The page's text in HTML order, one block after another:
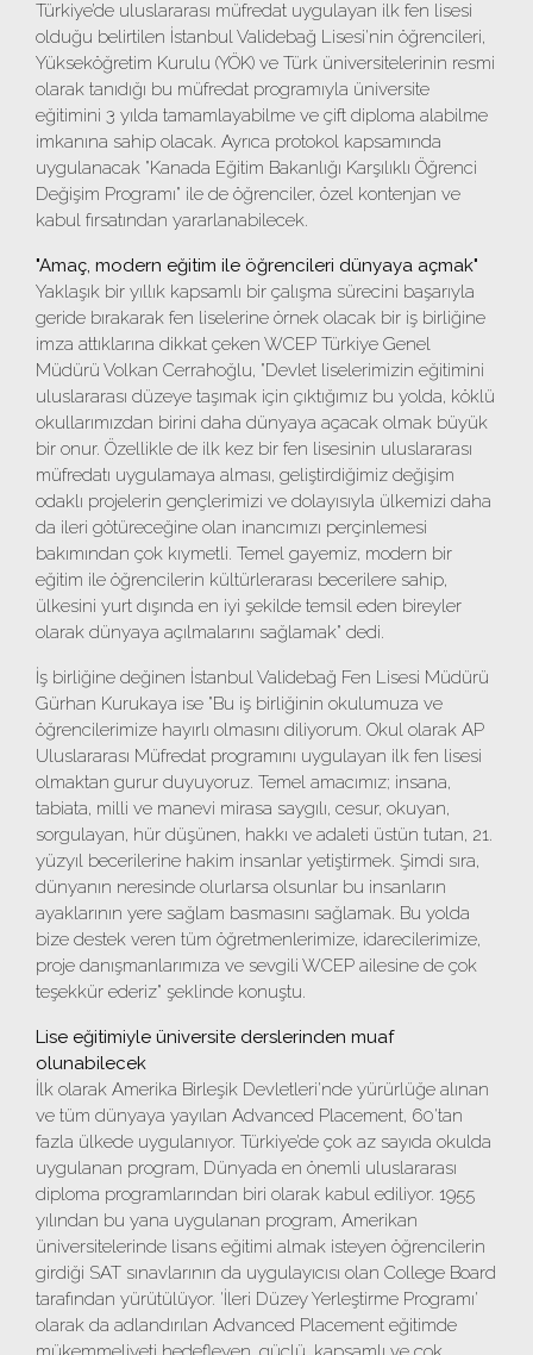
Türkiye’de uluslararası müfredat uygulayan ilk fen lisesi
olduğu belirtilen İstanbul Validebağ Lisesi'nin öğrencileri,
Yükseköğretim Kurulu (YÖK) ve Türk üniversitelerinin resmi
olarak tanıdığı bu müfredat programıyla üniversite
eğitimini 3 yılda tamamlayabilme ve çift diploma alabilme
imkanına sahip olacak. Ayrıca protokol kapsamında
uygulanacak "Kanada Eğitim Bakanlığı Karşılıklı Öğrenci
Değişim Programı" ile de öğrenciler, özel kontenjan ve
kabul fırsatından yararlanabilecek.
"Amaç, modern eğitim ile öğrencileri dünyaya açmak"
Yaklaşık bir yıllık kapsamlı bir çalışma sürecini başarıyla
geride bırakarak fen liselerine örnek olacak bir iş birliğine
imza attıklarına dikkat çeken WCEP Türkiye Genel
Müdürü Volkan Cerrahoğlu, "Devlet liselerimizin eğitimini
uluslararası düzeye taşımak için çıktığımız bu yolda, köklü
okullarımızdan birini daha dünyaya açacak olmak büyük
bir onur. Özellikle de ilk kez bir fen lisesinin uluslararası
müfredatı uygulamaya alması, geliştirdiğimiz değişim
odaklı projelerin gençlerimizi ve dolayısıyla ülkemizi daha
da ileri götüreceğine olan inancımızı perçinlemesi
bakımından çok kıymetli. Temel gayemiz, modern bir
eğitim ile öğrencilerin kültürlerarası becerilere sahip,
ülkesini yurt dışında en iyi şekilde temsil eden bireyler
olarak dünyaya açılmalarını sağlamak" dedi.
İş birliğine değinen İstanbul Validebağ Fen Lisesi Müdürü
Gürhan Kurukaya ise "Bu iş birliğinin okulumuza ve
öğrencilerimize hayırlı olmasını diliyorum. Okul olarak AP
Uluslararası Müfredat programını uygulayan ilk fen lisesi
olmaktan gurur duyuyoruz. Temel amacımız; insana,
tabiata, milli ve manevi mirasa saygılı, cesur, okuyan,
sorgulayan, hür düşünen, hakkı ve adaleti üstün tutan, 21.
yüzyıl becerilerine hakim insanlar yetiştirmek. Şimdi sıra,
dünyanın neresinde olurlarsa olsunlar bu insanların
ayaklarının yere sağlam basmasını sağlamak. Bu yolda
bize destek veren tüm öğretmenlerimize, idarecilerimize,
proje danışmanlarımıza ve sevgili WCEP ailesine de çok
teşekkür ederiz" şeklinde konuştu.
Lise eğitimiyle üniversite derslerinden muaf
olunabilecek
İlk olarak Amerika Birleşik Devletleri'nde yürürlüğe alınan
ve tüm dünyaya yayılan Advanced Placement, 60'tan
fazla ülkede uygulanıyor. Türkiye’de çok az sayıda okulda
uygulanan program, Dünyada en önemli uluslararası
diploma programlarından biri olarak kabul ediliyor. 1955
yılından bu yana uygulanan program, Amerikan
üniversitelerinde lisans eğitimi almak isteyen öğrencilerin
girdiği SAT sınavlarının da uygulayıcısı olan College Board
tarafından yürütülüyor. 'İleri Düzey Yerleştirme Programı'
olarak da adlandırılan Advanced Placement eğitimde